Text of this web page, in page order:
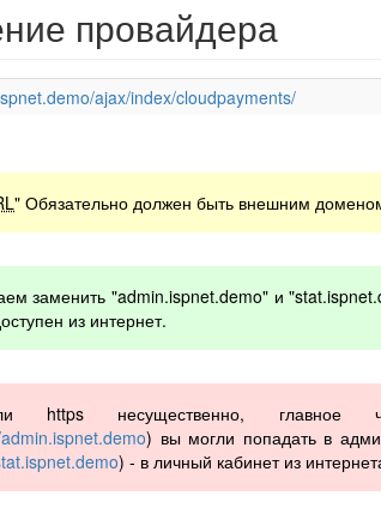
провайдера
ajax/index/cloudpayments/
" Обязательно должен быть внешним
заменить "admin.ispnet.demo" и
из интернет.
https несущественно, главное
) вы могли попадать в
) - в личный кабинет из